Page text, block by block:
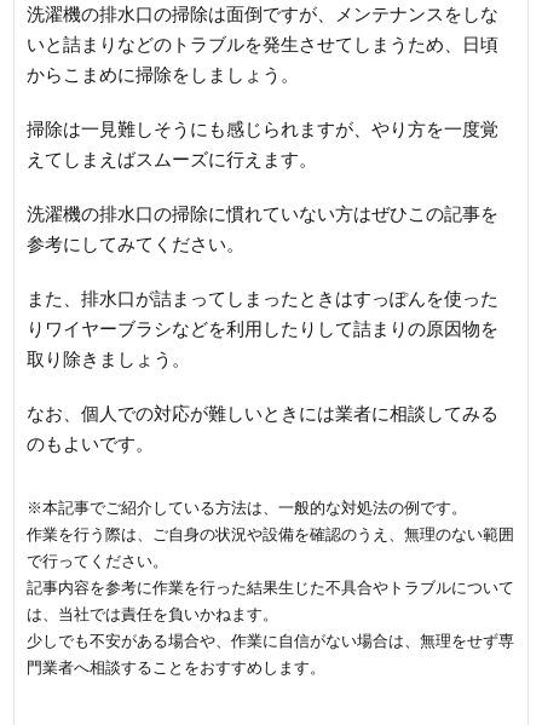
洗濯機の排水口の掃除は面倒ですが、メンテナンスをしな
いと詰まりなどのトラブルを発生させてしまうため、日頃
からこまめに掃除をしましょう。
掃除は一見難しそうにも感じられますが、やり方を一度覚
えてしまえばスムーズに行えます。
洗濯機の排水口の掃除に慣れていない方はぜひこの記事を
参考にしてみてください。
また、排水口が詰まってしまったときはすっぽんを使った
りワイヤーブラシなどを利用したりして詰まりの原因物を
取り除きましょう。
なお、個人での対応が難しいときには業者に相談してみる
のもよいです。
※本記事でご紹介している方法は、一般的な対処法の例です。
作業を行う際は、ご自身の状況や設備を確認のうえ、無理のない範囲
で行ってください。
記事内容を参考に作業を行った結果生じた不具合やトラブルについて
は、当社では責任を負いかねます。
少しでも不安がある場合や、作業に自信がない場合は、無理をせず専
門業者へ相談することをおすすめします。